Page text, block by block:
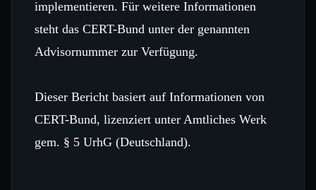
implementieren. Für weitere Informationen
steht das CERT-Bund unter der genannten
Advisornummer zur Verfügung.
Dieser Bericht basiert auf Informationen von
CERT-Bund, lizenziert unter Amtliches Werk
gem. § 5 UrhG (Deutschland).